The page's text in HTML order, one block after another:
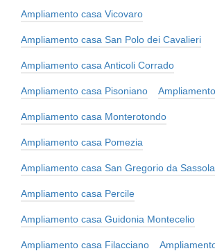
Ampliamento casa Vicovaro
Ampliamento casa San Polo dei Cavalieri
Ampliamento casa Anticoli Corrado
Ampliamento casa Pisoniano
Ampliamento casa Monterotondo
Ampliamento casa Pomezia
Ampliamento casa San Gregorio da Sassola
Ampliamento casa Percile
Ampliamento casa Guidonia Montecelio
Ampliamento casa Filacciano